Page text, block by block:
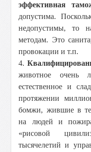
эффективная
допустима.
недопустимы, то
методам. Это
провокации и т.п.
4.
животное
естественное и
протяжении
бомжи, жившие в
на людей и
«рисовой
тысячелетий и